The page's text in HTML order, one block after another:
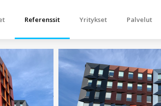
Referenssit Yritykset Palvelut